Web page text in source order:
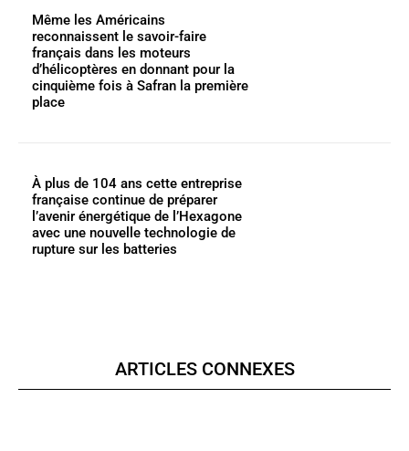
Même les Américains
reconnaissent le savoir-faire
français dans les moteurs
d’hélicoptères en donnant pour la
cinquième fois à Safran la première
place
À plus de 104 ans cette entreprise
française continue de préparer
l’avenir énergétique de l’Hexagone
avec une nouvelle technologie de
rupture sur les batteries
ARTICLES CONNEXES